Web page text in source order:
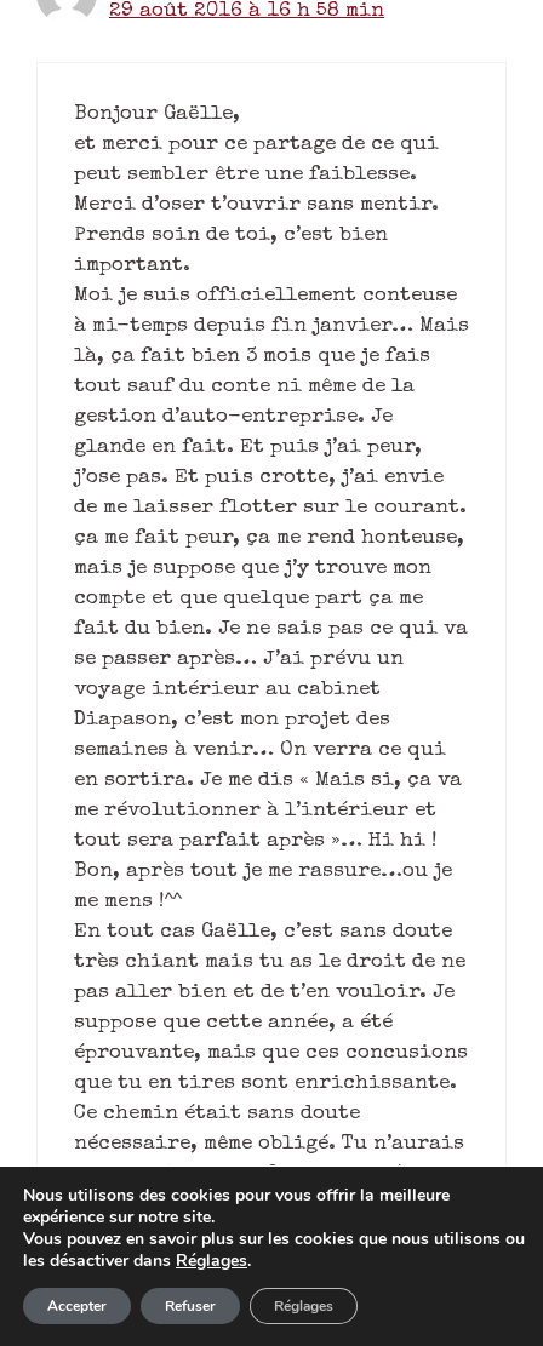
29 août 2016 à 16 h 58 min
Bonjour Gaëlle,
et merci pour ce partage de ce qui
peut sembler être une faiblesse.
Merci d’oser t’ouvrir sans mentir.
Prends soin de toi, c’est bien
important.
Moi je suis officiellement conteuse
à mi-temps depuis fin janvier… Mais
là, ça fait bien 3 mois que je fais
tout sauf du conte ni même de la
gestion d’auto-entreprise. Je
glande en fait. Et puis j’ai peur,
j’ose pas. Et puis crotte, j’ai envie
de me laisser flotter sur le courant.
ça me fait peur, ça me rend honteuse,
mais je suppose que j’y trouve mon
compte et que quelque part ça me
fait du bien. Je ne sais pas ce qui va
se passer après… J’ai prévu un
voyage intérieur au cabinet
Diapason, c’est mon projet des
semaines à venir… On verra ce qui
en sortira. Je me dis « Mais si, ça va
me révolutionner à l’intérieur et
tout sera parfait après »… Hi hi !
Bon, après tout je me rassure…ou je
me mens !^^
En tout cas Gaëlle, c’est sans doute
très chiant mais tu as le droit de ne
pas aller bien et de t’en vouloir. Je
suppose que cette année, a été
éprouvante, mais que ces concusions
que tu en tires sont enrichissante.
Ce chemin était sans doute
nécessaire, même obligé. Tu n’aurais
moment là. C’était obligé que tu
passes par là pour apprendre, peut-
être.
Pour apprendre… des choses que tu
sais déjà au fond ?! T’écouter, ne pas
Article ajouté au panier
0 Produit - 0,00
Nous utilisons des cookies pour vous offrir la meilleure
expérience sur notre site.
Vous pouvez en savoir plus sur les cookies que nous utilisons ou
les désactiver dans Réglages.
Accepter Refuser Réglages